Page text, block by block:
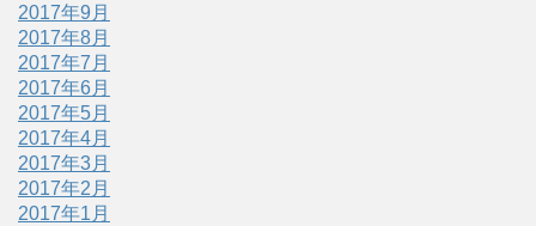
2017年9月
2017年8月
2017年7月
2017年6月
2017年5月
2017年4月
2017年3月
2017年2月
2017年1月